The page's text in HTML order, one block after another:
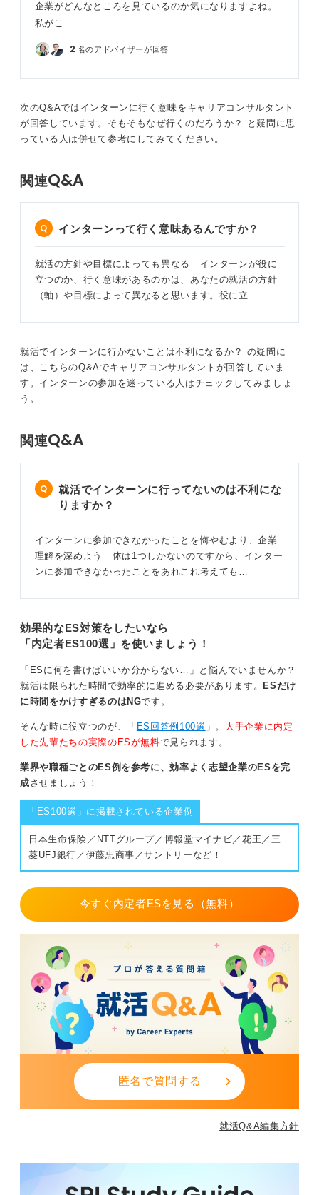
0
企業がどんなところを見ているのか気になりますよね。
私がこ…
2 名のアドバイザーが回答
次のQ&Aではインターンに行く意味をキャリアコンサルタント
が回答しています。そもそもなぜ行くのだろうか？ と疑問に思
っている人は併せて参考にしてみてください。
関連Q&A
インターンって行く意味あるんですか？
就活の方針や目標によっても異なる インターンが役に
立つのか、行く意味があるのかは、あなたの就活の方針
（軸）や目標によって異なると思います。役に立…
就活でインターンに行かないことは不利になるか？ の疑問に
は、こちらのQ&Aでキャリアコンサルタントが回答していま
す。インターンの参加を迷っている人はチェックしてみましょ
う。
関連Q&A
就活でインターンに行ってないのは不利にな
りますか？
インターンに参加できなかったことを悔やむより、企業
理解を深めよう 体は1つしかないのですから、インター
ンに参加できなかったことをあれこれ考えても…
効果的なES対策をしたいなら
「内定者ES100選」を使いましょう！
「ESに何を書けばいいか分からない…」と悩んでいませんか？
就活は限られた時間で効率的に進める必要があります。ESだけ
に時間をかけすぎるのはNGです。
そんな時に役立つのが、「 ES回答例100選 」。 大手企業に内定
した先輩たちの実際のESが無料で見られます。
業界や職種ごとのES例を参考に、効率よく志望企業のESを完
成させましょう！
「ES100選」に掲載されている企業例
日本生命保険／NTTグループ／博報堂マイナビ／花王／三
菱UFJ銀行／伊藤忠商事／サントリーなど！
今すぐ内定者ESを見る（無料）
匿名で質問する
就活Q&A編集方針